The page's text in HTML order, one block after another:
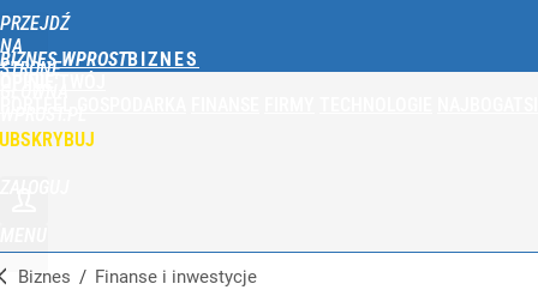
PRZEJDŹ
NA
STRONĘ
BIZNES WPROST
Biznes / Finanse i inwestycje